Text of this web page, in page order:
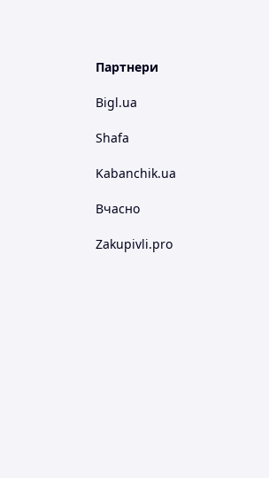
Партнери
Bigl.ua
Shafa
Kabanchik.ua
Вчасно
Zakupivli.pro